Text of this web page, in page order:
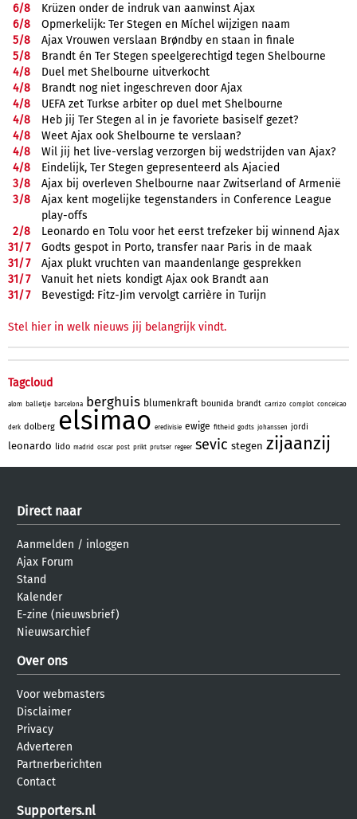
6/8
Krüzen onder de indruk van aanwinst Ajax
6/8
Opmerkelijk: Ter Stegen en Míchel wijzigen naam
5/8
Ajax Vrouwen verslaan Brøndby en staan in finale
5/8
Brandt én Ter Stegen speelgerechtigd tegen Shelbourne
4/8
Duel met Shelbourne uitverkocht
4/8
Brandt nog niet ingeschreven door Ajax
4/8
UEFA zet Turkse arbiter op duel met Shelbourne
4/8
Heb jij Ter Stegen al in je favoriete basiself gezet?
4/8
Weet Ajax ook Shelbourne te verslaan?
4/8
Wil jij het live-verslag verzorgen bij wedstrijden van Ajax?
4/8
Eindelijk, Ter Stegen gepresenteerd als Ajacied
3/8
Ajax bij overleven Shelbourne naar Zwitserland of Armenië
3/8
Ajax kent mogelijke tegenstanders in Conference League
play-offs
2/8
Leonardo en Tolu voor het eerst trefzeker bij winnend Ajax
31/7
Godts gespot in Porto, transfer naar Paris in de maak
31/7
Ajax plukt vruchten van maandenlange gesprekken
31/7
Vanuit het niets kondigt Ajax ook Brandt aan
31/7 Bevestigd: Fitz-Jim vervolgt carrière in Turijn
Stel hier in welk nieuws jij belangrijk vindt.
Tagcloud
alom balletje barcelona berghuis blumenkraft bounida brandt carrizo complot conceicao
derk dolberg elsimao eredivisie ewige fitheid godts johanssen jordi
leonardo lido madrid oscar post prikt prutser regeer sevic stegen zijaanzij
Direct naar
Aanmelden / inloggen
Ajax Forum
Stand
Kalender
E-zine (nieuwsbrief)
Nieuwsarchief
Over ons
Voor webmasters
Disclaimer
Privacy
Adverteren
Partnerberichten
Contact
Supporters.nl